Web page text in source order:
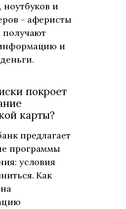
ноутбуков и
- аферисты
получают
и
покроет
карты?
предлагает
программы
условия
Как